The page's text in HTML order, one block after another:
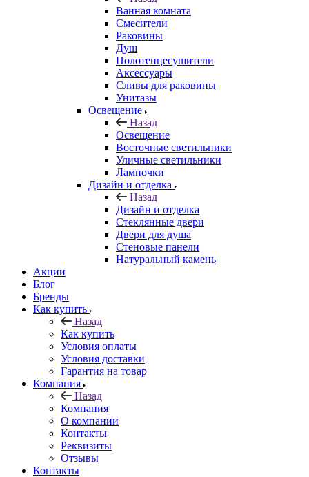
Ванная комната
Смесители
Раковины
Душ
Полотенцесушители
Аксессуары
Сливы для раковины
Унитазы
Освещение
Назад
Освещение
Восточные светильники
Уличные светильники
Лампочки
Дизайн и отделка
Назад
Дизайн и отделка
Стеклянные двери
Двери для душа
Стеновые панели
Натуральный камень
Акции
Блог
Бренды
Как купить
Назад
Как купить
Условия оплаты
Условия доставки
Гарантия на товар
Компания
Назад
Компания
О компании
Контакты
Реквизиты
Отзывы
Контакты